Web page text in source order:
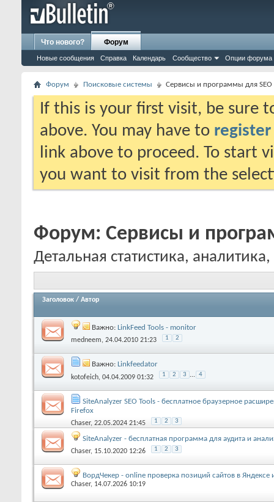
Что нового? Форум
Новые сообщения Справка Календарь Сообщество Опции форума
Форум Поисковые системы Сервисы и программы для SEO
If this is your first visit, be sure
above. You may have to register
link above to proceed. To start
you want to visit from the
Форум: Сервисы и
Детальная статистика,
Заголовок / Автор
Важно: LinkFeed Tools - monitor
medneem, 24.04.2010 21:23 1 2
Важно: Linkfeedator
kotofeich, 04.04.2009 01:32 1 2 3 ... 4
SiteAnalyzer SEO Tools - бесплатное браузерное
Firefox
Chaser, 22.05.2024 21:45 1 2 3
SiteAnalyzer - бесплатная программа для аудита и
Chaser, 15.10.2020 12:26 1 2 3
ВордЧекер - online проверка позиций сайтов в Яндексе
Chaser, 14.07.2026 10:19